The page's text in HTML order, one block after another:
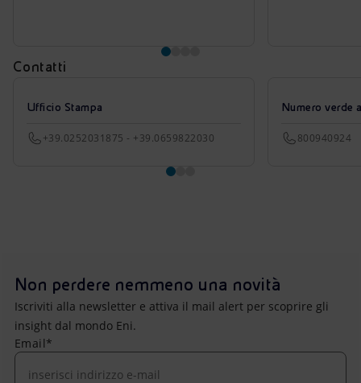
Contatti
Ufficio Stampa
+39.0252031875 - +39.0659822030
Numero verde
800940924
Non perdere nemmeno una novità
Iscriviti alla newsletter e attiva il mail alert per scoprire gli
insight dal mondo Eni.
Email*